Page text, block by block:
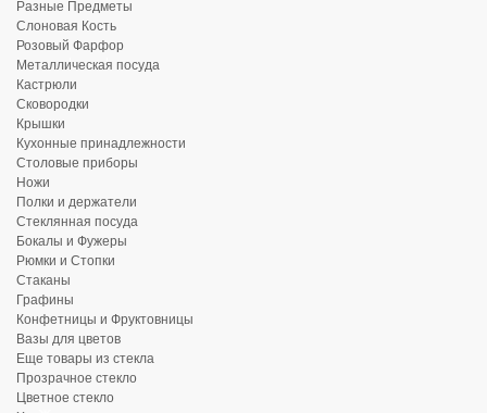
Разные Предметы
Слоновая Кость
Розовый Фарфор
Металлическая посуда
Кастрюли
Сковородки
Крышки
Кухонные принадлежности
Столовые приборы
Ножи
Полки и держатели
Стеклянная посуда
Бокалы и Фужеры
Рюмки и Стопки
Стаканы
Графины
Конфетницы и Фруктовницы
Вазы для цветов
Еще товары из стекла
Прозрачное стекло
Цветное стекло